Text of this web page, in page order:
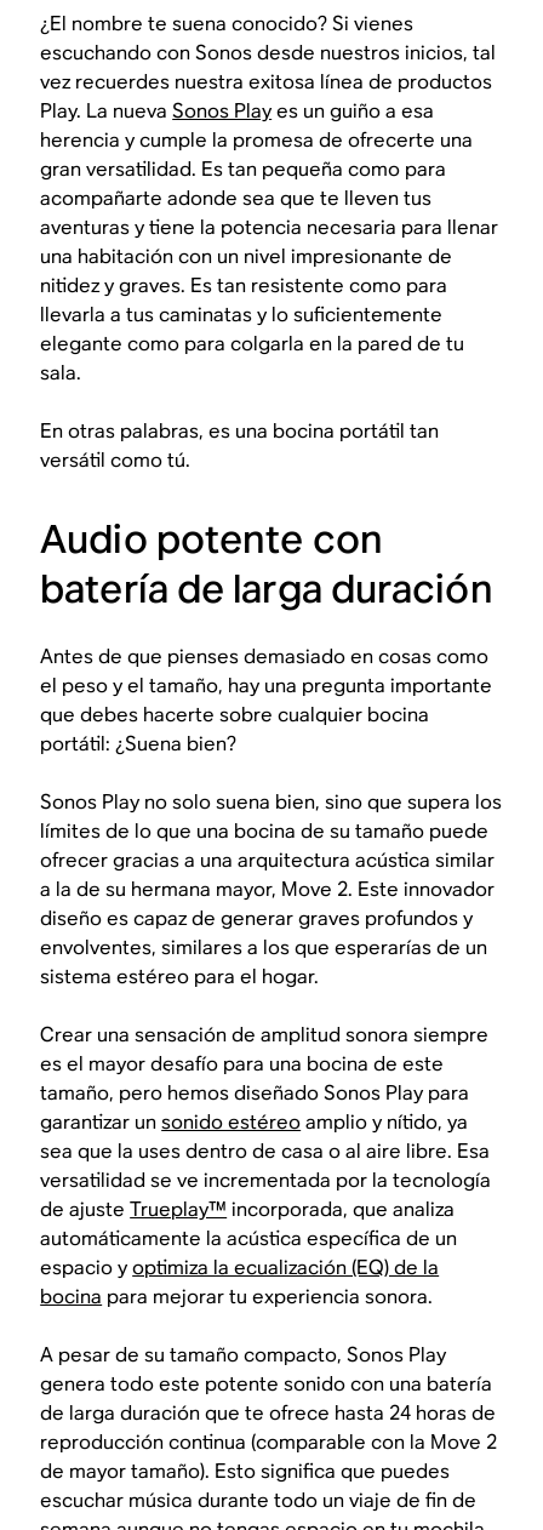
¿El nombre te suena conocido? Si vienes
escuchando con Sonos desde nuestros inicios, tal
vez recuerdes nuestra exitosa línea de productos
Play. La nuevaSonos Playes un guiño a esa
herencia y cumple la promesa de ofrecerte una
gran versatilidad. Es tan pequeña como para
acompañarte adonde sea que te lleven tus
aventuras y tiene la potencia necesaria para llenar
una habitación con un nivel impresionante de
nitidez y graves. Es tan resistente como para
llevarla a tus caminatas y lo suficientemente
elegante como para colgarla en la pared de tu
sala.
En otras palabras, es una bocina portátil tan
versátil como tú.
Audio potente con
batería de larga duración
Antes de que pienses demasiado en cosas como
el peso y el tamaño, hay una pregunta importante
que debes hacerte sobre cualquier bocina
portátil:¿Suena bien?
Sonos Play no solo suena bien, sino que supera los
límites de lo que una bocina de su tamaño puede
ofrecer gracias a una arquitectura acústica similar
a la de su hermana mayor, Move 2. Este innovador
diseño es capaz de generar graves profundos y
envolventes, similares a los que esperarías de un
sistema estéreo para el hogar.
Crear una sensación de amplitud sonora siempre
es el mayor desafío para una bocina de este
tamaño, pero hemos diseñado Sonos Play para
garantizar unsonido estéreoamplio y nítido, ya
sea que la uses dentro de casa o al aire libre. Esa
versatilidad se ve incrementada por la tecnología
de ajusteTrueplay™ incorporada, que analiza
automáticamente la acústica específica de un
espacio yoptimiza la ecualización (EQ) de la
bocina para mejorar tu experiencia sonora.
A pesar de su tamaño compacto, Sonos Play
genera todo este potente sonido con una batería
de larga duración que te ofrece hasta 24 horas de
reproducción continua (comparable con la Move 2
de mayor tamaño). Esto significa que puedes
escuchar música durante todo un viaje de fin de